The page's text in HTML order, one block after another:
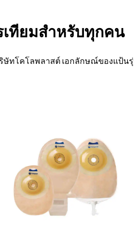
ทียมสำหรับทุกคน
โคโลพลาสต์ เอกลักษณ์ของแป้นรุ่